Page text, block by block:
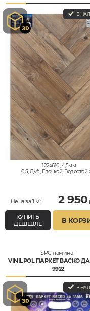
В
122x610, 4,5мм
0,5, Дуб, Елочкой,
Цена за 1 м² 2 950
КУПИТЬ
ДЕШЕВЛЕ
В
SPC ламинат
VINILPOL ПАРКЕТ ВАСКО
9922
В